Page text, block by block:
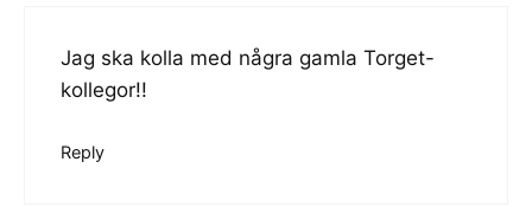
Jag ska kolla med några gamla Torget-
kollegor!!
Reply